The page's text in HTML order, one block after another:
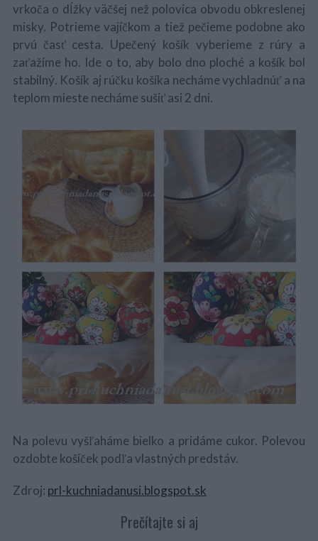
vrkoča o dĺžky väčšej než polovica obvodu obkreslenej
misky. Potrieme vajíčkom a tiež pečieme podobne ako
prvú časť cesta. Upečený košík vyberieme z rúry a
zaťažíme ho. Ide o to, aby bolo dno ploché a košík bol
stabilný. Košík aj rúčku košíka necháme vychladnúť a na
teplom mieste necháme sušiť asi 2 dni.
Na polevu vyšľaháme bielko a pridáme cukor. Polevou
ozdobte košíček podľa vlastných predstáv.
Zdroj: prl-kuchniadanusi.blogspot.sk
Prečítajte si aj